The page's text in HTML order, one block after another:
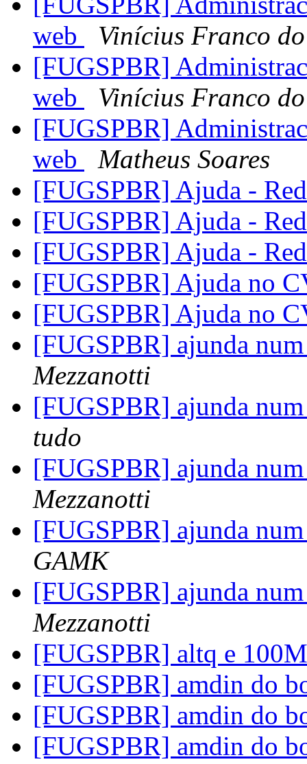
web
Vinícius Franco
[FUGSPBR]
web
Vinícius Franco
[FUGSPBR]
web
Matheus Soares
[FUGSPBR] Ajuda -
[FUGSPBR] Ajuda -
[FUGSPBR] Ajuda -
[FUGSPBR] Ajuda no
[FUGSPBR] Ajuda no
[FUGSPBR] ajunda
Mezzanotti
[FUGSPBR] ajunda
tudo
[FUGSPBR] ajunda
Mezzanotti
[FUGSPBR] ajunda
GAMK
[FUGSPBR] ajunda
Mezzanotti
[FUGSPBR] altq e
[FUGSPBR] amdin do
[FUGSPBR] amdin do
[FUGSPBR] amdin do